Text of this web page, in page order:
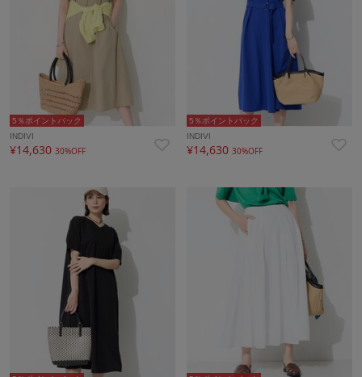
5％ポイントバック
INDIVI
¥14,630 30%OFF
5％ポイントバック
INDIVI
¥14,630 30%OFF